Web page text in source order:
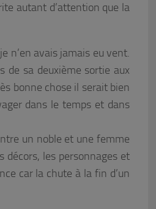
autant d’attention que la
n’en avais jamais eu vent.
de sa deuxième sortie aux
bonne chose il serait bien
dans le temps et dans
un noble et une femme
décors, les personnages et
car la chute à la fin d’un